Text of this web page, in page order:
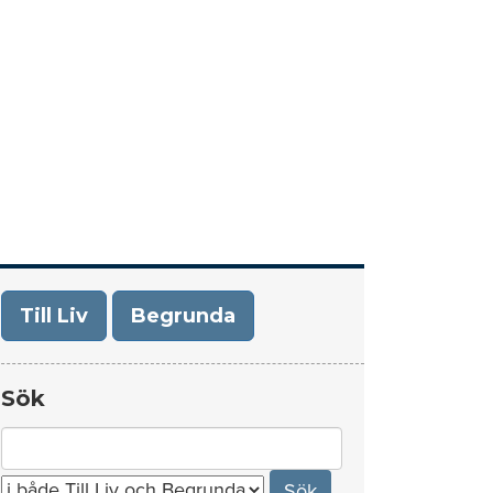
Till Liv Begrunda
Sök
for: